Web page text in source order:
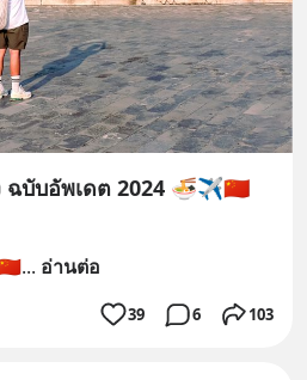
ฉบับอัพเดต 2024 🍜✈️🇨🇳
... อ่านต่อ
39 6 103